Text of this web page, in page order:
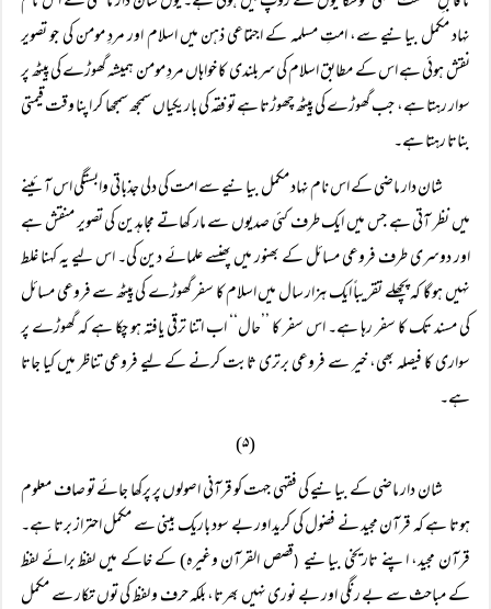
نہاد مکمل بیانیے سے، امتِ مسلمہ کے اجتماعی ذہن میں اسلام اور مردِ مومن کی جو تصویر
نقش ہوئی ہے اس کے مطابق اسلام کی سربلندی کا خواہاں مردِ مومن ہمیشہ گھوڑے کی پیٹھ پر
سوار رہتا ہے، جب گھوڑے کی پیٹھ چھوڑتا ہے تو فقہ کی باریکیاں سمجھ سمجھا کر اپنا وقت قیمتی
بناتا رہتا ہے۔
شان دار ماضی کے اس نام نہاد مکمل بیانیے سے امت کی دلی جذباتی وابستگی اس آئینے
میں نظر آتی ہے جس میں ایک طرف کئی صدیوں سے مار کھاتے مجاہدین کی تصویر منقش ہے
اور دوسری طرف فروعی مسائل کے بھنور میں پھنسے علمائے دین کی۔ اس لیے یہ کہنا غلط
نہیں ہو گا کہ پچھلے تقریباً ایک ہزار سال میں اسلام کا سفر گھوڑے کی پیٹھ سے فروعی مسائل
کی مسند تک کا سفر رہا ہے۔ اس سفر کا ’’حال‘‘ اب اتنا ترقی یافتہ ہو چکا ہے کہ گھوڑے پر
سواری کا فیصلہ بھی، خیر سے فروعی برتری ثابت کرنے کے لیے فروعی تناظر میں کیا جاتا
ہے۔
(۵)
شان دار ماضی کے بیانیے کی فقہی جہت کو قرآنی اصولوں پر پرکھا جائے تو صاف معلوم
ہوتا ہے کہ قرآن مجید نے فضول کی کرید اور بے سود باریک بینی سے مکمل احتراز برتا ہے۔
قرآن مجید، اپنے تاریخی بیانیے (قصص القرآن وغیرہ) کے خاکے میں لفظ برائے لفظ
کے مباحث سے بے رنگی اور بے نوری نہیں بھرتا، بلکہ حرف و لفظ کی توں تکار سے مکمل